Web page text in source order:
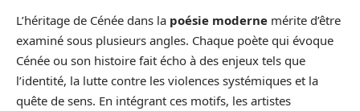
L’héritage de Cénée dans la poésie moderne mérite d’être
examiné sous plusieurs angles. Chaque poète qui évoque
Cénée ou son histoire fait écho à des enjeux tels que
l’identité, la lutte contre les violences systémiques et la
quête de sens. En intégrant ces motifs, les artistes